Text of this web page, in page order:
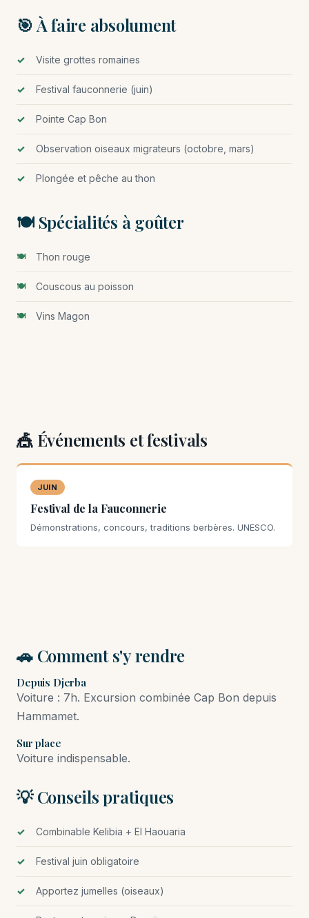
🎯 À faire absolument
Visite grottes romaines
Festival fauconnerie (juin)
Pointe Cap Bon
Observation oiseaux migrateurs (octobre, mars)
Plongée et pêche au thon
🍽️ Spécialités à goûter
Thon rouge
Couscous au poisson
Vins Magon
🎪 Événements et festivals
JUIN
Festival de la Fauconnerie
Démonstrations, concours, traditions berbères. UNESCO.
🚗 Comment s'y rendre
Depuis Djerba
Voiture : 7h. Excursion combinée Cap Bon depuis
Hammamet.
Sur place
Voiture indispensable.
💡 Conseils pratiques
Combinable Kelibia + El Haouaria
Festival juin obligatoire
Apportez jumelles (oiseaux)